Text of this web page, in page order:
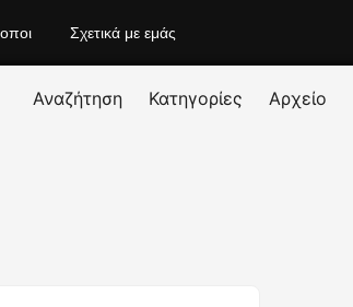
Σχετικά με εμάς
Αναζήτηση Κατηγορίες Αρχείο